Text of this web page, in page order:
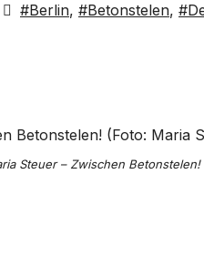
#Berlin, #Betonstelen,
Steuer – Zwischen